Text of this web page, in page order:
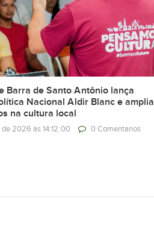
Barra de Santo Antônio lança
Nacional Aldir Blanc e amplia
na cultura local
2026 às 14:12:00 0 Comentarios